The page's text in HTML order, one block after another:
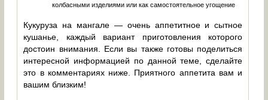
колбасными изделиями или как самостоятельное угощение
Кукуруза на мангале — очень аппетитное и сытное
кушанье, каждый вариант приготовления которого
достоин внимания. Если вы также готовы поделиться
интересной информацией по данной теме, сделайте
это в комментариях ниже. Приятного аппетита вам и
вашим близким!